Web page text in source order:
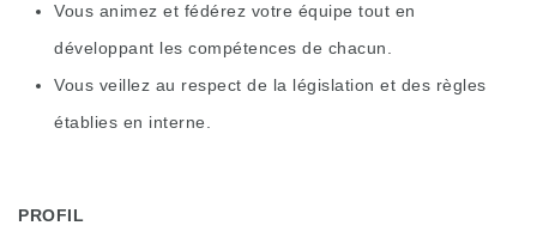
Vous animez et fédérez votre équipe tout en
développant les compétences de chacun.
Vous veillez au respect de la législation et des règles
établies en interne.
PROFIL